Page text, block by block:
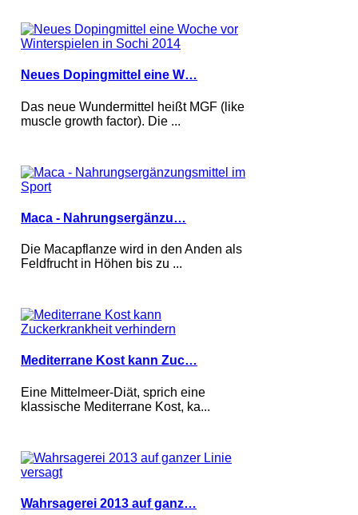
Neues Dopingmittel eine W…
Das neue Wundermittel heißt MGF (like
muscle growth factor). Die ...
Maca - Nahrungsergänzu…
Die Macapflanze wird in den Anden als
Feldfrucht in Höhen bis zu ...
Mediterrane Kost kann Zuc…
Eine Mittelmeer-Diät, sprich eine
klassische Mediterrane Kost, ka...
Wahrsagerei 2013 auf ganz…